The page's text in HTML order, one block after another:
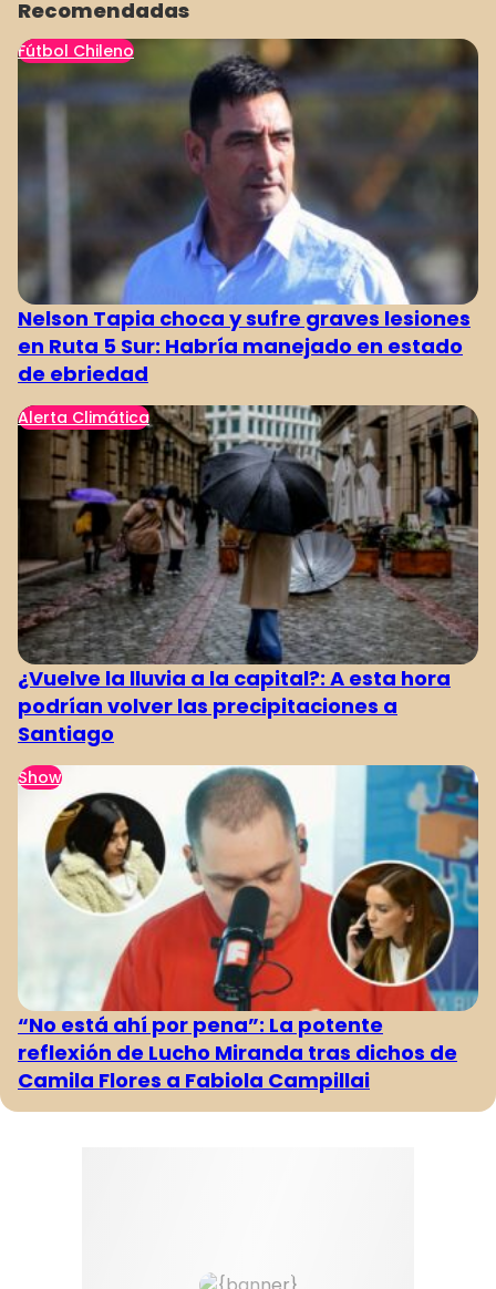
Recomendadas
Fútbol Chileno
Nelson Tapia choca y sufre graves lesiones
en Ruta 5 Sur: Habría manejado en estado
de ebriedad
Alerta Climática
¿Vuelve la lluvia a la capital?: A esta hora
podrían volver las precipitaciones a
Santiago
Show
“No está ahí por pena”: La potente
reflexión de Lucho Miranda tras dichos de
Camila Flores a Fabiola Campillai